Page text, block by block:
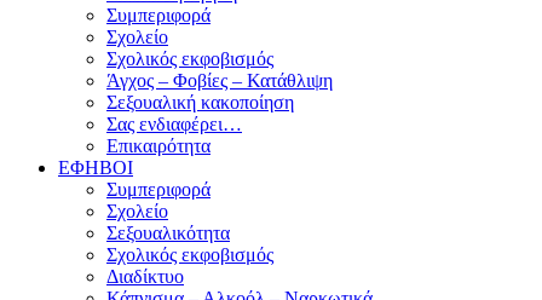
Συμπεριφορά
Σχολείο
Σχολικός εκφοβισμός
Άγχος – Φοβίες – Κατάθλιψη
Σεξουαλική κακοποίηση
Σας ενδιαφέρει…
Επικαιρότητα
ΕΦΗΒΟΙ
Συμπεριφορά
Σχολείο
Σεξουαλικότητα
Σχολικός εκφοβισμός
Διαδίκτυο